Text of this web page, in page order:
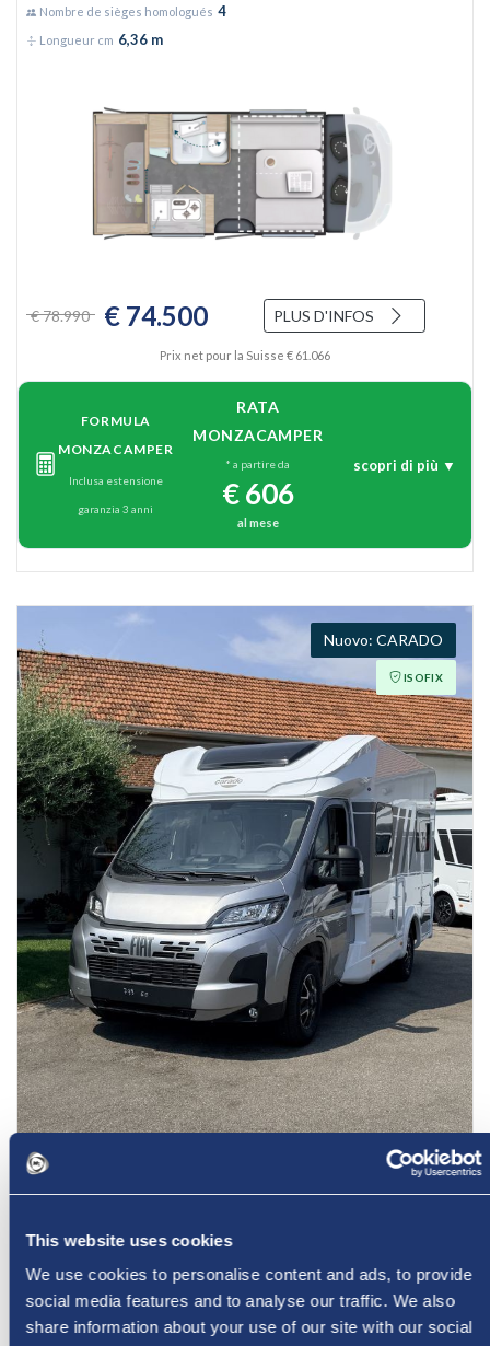
This website uses cookies
We use cookies to personalise content and ads, to provide
social media features and to analyse our traffic. We also
share information about your use of our site with our social
Nombre de sièges homologués 4
Longueur cm 6,36 m
€ 78.990 € 74.500 PLUS D'INFOS
Prix net pour la Suisse € 61.066
FORMULA
MONZACAMPER
Inclusa estensione
garanzia 3 anni
RATA
MONZACAMPER
* a partire da
€ 606
al mese
scopri di più ▼
CARADO
ISOFIX
In pronta consegna!
Lits4
Nombre de sièges homologués4
5,94 m